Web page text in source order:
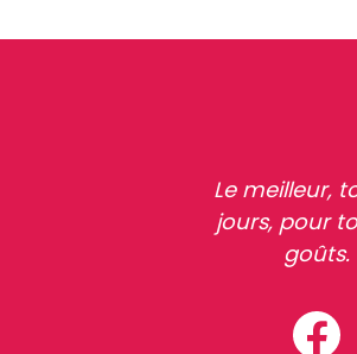
Le meilleur,
jours, pour
goûts.